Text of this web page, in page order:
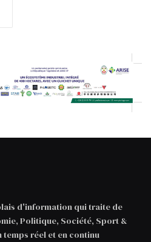
d'information qui traite de
Politique, Société, Sport &
réel et en continu